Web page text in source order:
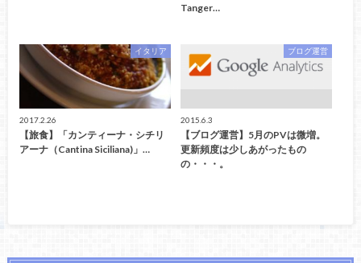
Tanger…
イタリア
2017.2.26
【旅食】「カンティーナ・シチリ
アーナ（Cantina Siciliana)」…
ブログ運営
2015.6.3
【ブログ運営】5月のPVは微増。
更新頻度は少しあがったもの
の・・・。